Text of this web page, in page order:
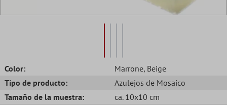
Color: Marrone, Beige
Tipo de producto:
Azulejos de Mosaico
Tamaño de la muestra:
ca. 10x10 cm